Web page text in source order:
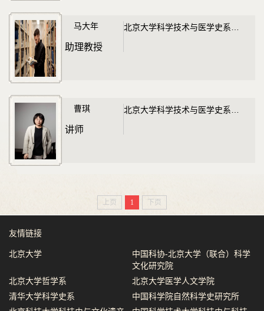
马大年
助理教授
曹琪
讲师
上页 1 下页
友情链接
北京大学
中国科协-北京大学（联合）科学
文化研究院
北京大学哲学系
北京大学医学人文学院
清华大学科学史系
中国科学院自然科学史研究所